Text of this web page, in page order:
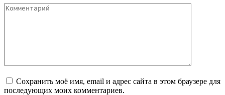
Комментарий
Сохранить моё имя, email и адрес сайта в этом браузере для
последующих моих комментариев.